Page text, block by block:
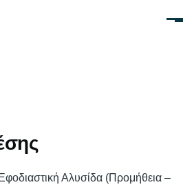
Αλυσίδα (Προμήθεια –